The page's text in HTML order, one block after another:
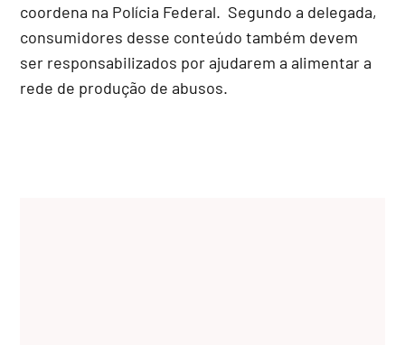
coordena na Polícia Federal. Segundo a delegada,
consumidores desse conteúdo também devem
ser responsabilizados por ajudarem a alimentar a
rede de produção de abusos.